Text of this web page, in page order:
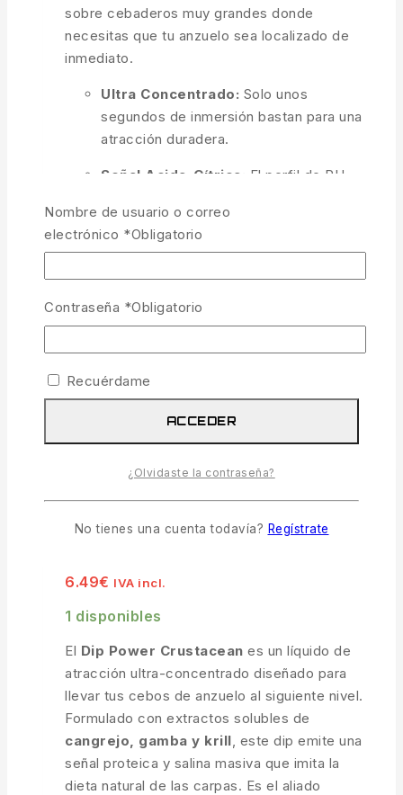
sobre cebaderos muy grandes donde
necesitas que tu anzuelo sea localizado de
inmediato.
Ultra Concentrado: Solo unos
segundos de inmersión bastan para una
atracción duradera.
Señal Acida-Cítrica:
El perfil de PH
curiosidad del pez.
PVA Friendly:Seguro para usar con
mallas y bolsas de precisión.
Efecto Inmediato:
agua.
AÑADIR AL CARRITO
COMPARAR
6.49€ IVA incl.
1 disponibles
El Dip Power Crustacean es un líquido de
atracción ultra-concentrado diseñado para
llevar tus cebos de anzuelo al siguiente nivel.
Formulado con extractos solubles de
cangrejo, gamba y krill, este dip emite una
señal proteica y salina masiva que imita la
dieta natural de las carpas. Es el aliado
Nombre de usuario o correo
electrónico *Obligatorio
Contraseña *Obligatorio
Recuérdame
ACCEDER
¿Olvidaste la contraseña?
No tienes una cuenta todavía? Regístrate